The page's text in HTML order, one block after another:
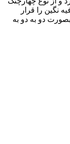
نگین را قرار
دو به دو به